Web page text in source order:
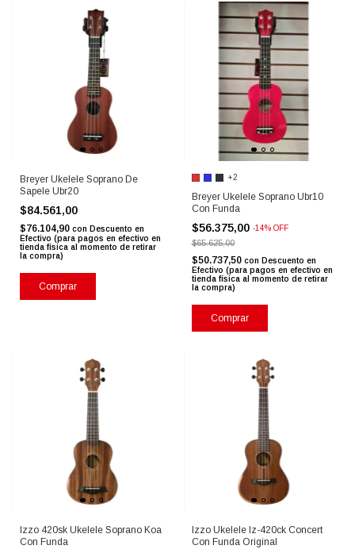
Breyer Ukelele Soprano De
Sapele Ubr20
$84.561,00
$76.104,90 con Descuento en
Efectivo (para pagos en efectivo en
tienda física al momento de retirar
la compra)
Comprar
+2
Breyer Ukelele Soprano Ubr10
Con Funda
$56.375,00 -14% OFF
$65.625,00
$50.737,50 con Descuento en
Efectivo (para pagos en efectivo en
tienda física al momento de retirar
la compra)
Comprar
Izzo 420sk Ukelele Soprano Koa
Con Funda
Izzo Ukelele Iz-420ck Concert
Con Funda Original